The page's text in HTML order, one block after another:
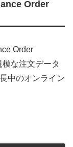
Order
Order
な注文データ
中のオンライン